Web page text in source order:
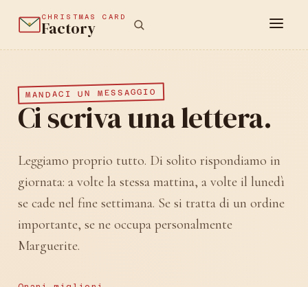
CHRISTMAS CARD
Factory
MANDACI UN MESSAGGIO
Ci scriva una lettera.
Leggiamo proprio tutto. Di solito rispondiamo in
giornata: a volte la stessa mattina, a volte il lunedì
se cade nel fine settimana. Se si tratta di un ordine
importante, se ne occupa personalmente
Marguerite.